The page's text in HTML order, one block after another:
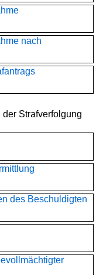
nach
Strafverfolgung
des Beschuldigten